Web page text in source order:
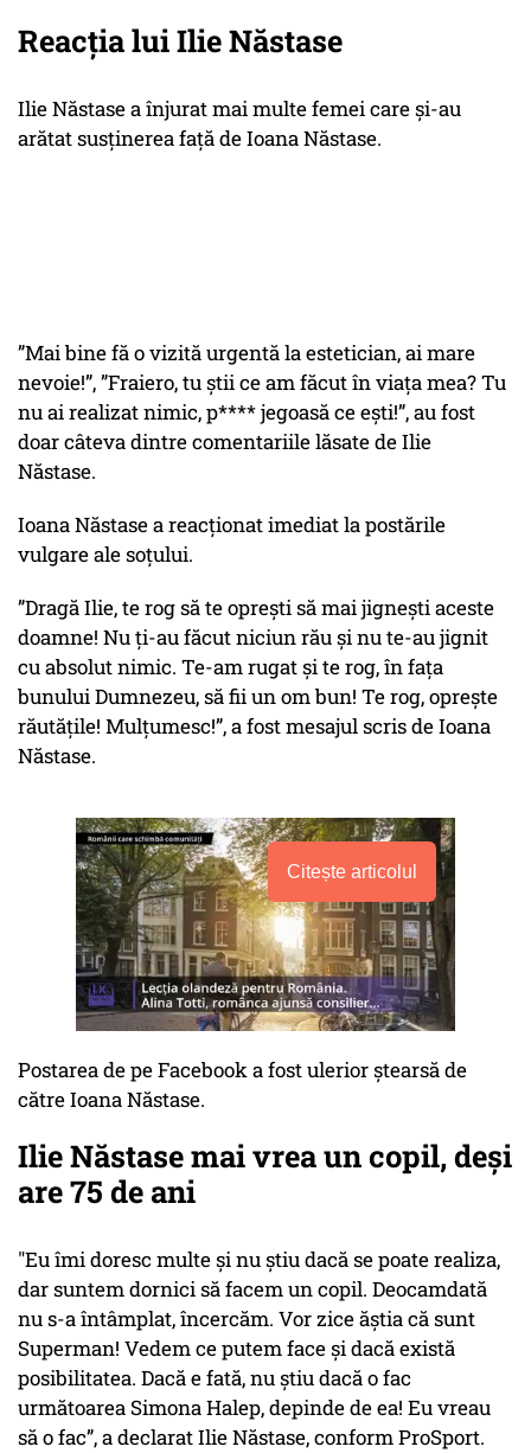
Reacția lui Ilie Năstase
Ilie Năstase a înjurat mai multe femei care și-au
arătat susținerea față de Ioana Năstase.
”Mai bine fă o vizită urgentă la estetician, ai mare
nevoie!”, ”Fraiero, tu ştii ce am făcut în viaţa mea? Tu
nu ai realizat nimic, p**** jegoasă ce eşti!”, au fost
doar câteva dintre comentariile lăsate de Ilie
Năstase.
Ioana Năstase a reacționat imediat la postările
vulgare ale soțului.
”Dragă Ilie, te rog să te opreşti să mai jigneşti aceste
doamne! Nu ţi-au făcut niciun rău şi nu te-au jignit
cu absolut nimic. Te-am rugat şi te rog, în faţa
bunului Dumnezeu, să fii un om bun! Te rog, opreşte
răutăţile! Mulţumesc!”, a fost mesajul scris de Ioana
Năstase.
Citește articolul
Postarea de pe Facebook a fost ulerior ștearsă de
către Ioana Năstase.
Ilie Năstase mai vrea un copil, deşi
are 75 de ani
"Eu îmi doresc multe și nu știu dacă se poate realiza,
dar suntem dornici să facem un copil. Deocamdată
nu s-a întâmplat, încercăm. Vor zice ăștia că sunt
Superman! Vedem ce putem face și dacă există
posibilitatea. Dacă e fată, nu știu dacă o fac
următoarea Simona Halep, depinde de ea! Eu vreau
să o fac”, a declarat Ilie Năstase, conform ProSport.